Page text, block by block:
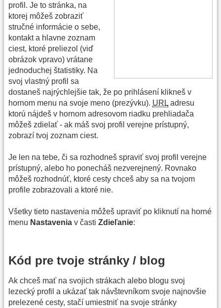
profil. Je to stránka, na
ktorej môžeš zobraziť
stručné informácie o sebe,
kontakt a hlavne zoznam
ciest, ktoré preliezol (viď
obrázok vpravo) vrátane
jednoduchej štatistiky. Na
svoj vlastný profil sa
dostaneš najrýchlejšie tak, že po prihlásení klikneš v
hornom menu na svoje meno (prezývku). URL adresu
ktorú nájdeš v hornom adresovom riadku prehliadača
môžeš zdielať - ak máš svoj profil verejne prístupný,
zobrazí tvoj zoznam ciest.
Je len na tebe, či sa rozhodneš spraviť svoj profil verejne
prístupný, alebo ho ponecháš nezverejnený. Rovnako
môžeš rozhodnúť, ktoré cesty chceš aby sa na tvojom
profile zobrazovali a ktoré nie.
Všetky tieto nastavenia môžeš upraviť po kliknutí na horné
menu Nastavenia v časti Zdieľanie:
Kód pre tvoje stránky / blog
Ak chceš mať na svojich strákach alebo blogu svoj
lezecký profil a ukázať tak návštevníkom svoje najnovšie
prelezené cesty, stačí umiestniť na svoje stránky